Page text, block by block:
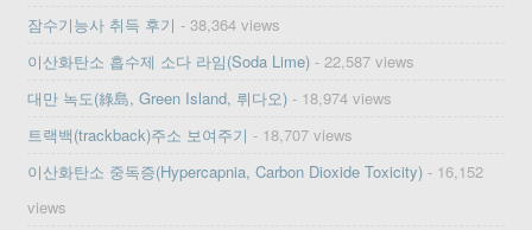
잠수기능사 취득 후기 - 38,364 views
이산화탄소 흡수제 소다 라임(Soda Lime) - 22,587 views
대만 녹도(綠島, Green Island, 뤼다오) - 18,974 views
트랙백(trackback)주소 보여주기 - 18,707 views
이산화탄소 중독증(Hypercapnia, Carbon Dioxide Toxicity) - 16,152
views